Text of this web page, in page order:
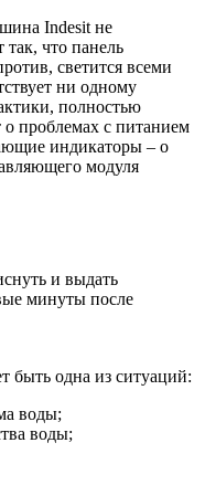
Indesit не
что панель
светится всеми
ни одному
полностью
о проблемах с питанием
индикаторы – о
модуля
и выдать
минуты после
быть одна из ситуаций:
воды;
воды;